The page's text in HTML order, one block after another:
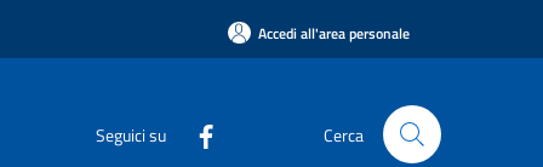
Accedi all'area personale
Seguici su Cerca